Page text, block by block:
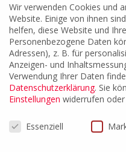
Fachgebiet
Bybrain at work GmbH |
Medizinrecht
Wir verwenden Cookies und
Website. Einige von ihnen
helfen, diese Website und
Personenbezogene Daten
Adressen), z. B. für
Anzeigen- und
Verwendung Ihrer Daten
Datenschutzerklärung. Sie
Einstellungen widerrufen oder
Datenschutzeinstellungen
Essenziell